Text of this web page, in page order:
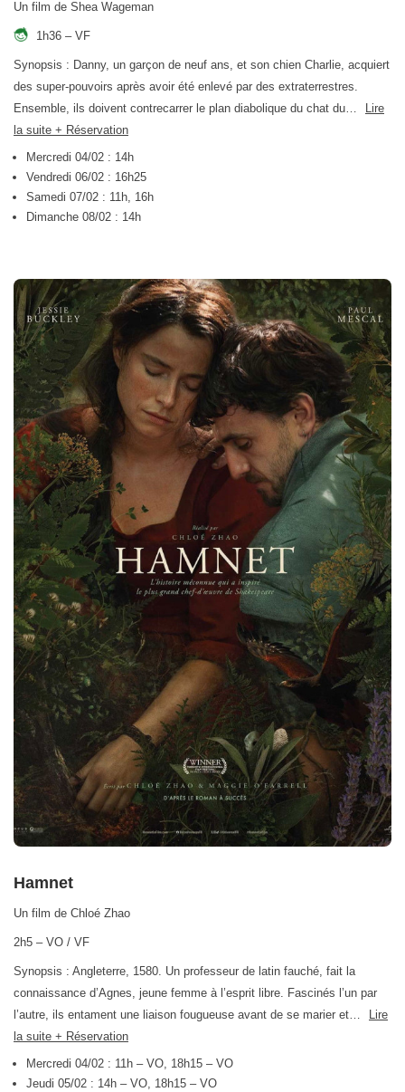
Un film de Shea Wageman
1h36 – VF
Synopsis : Danny, un garçon de neuf ans, et son chien Charlie, acquiert
des super-pouvoirs après avoir été enlevé par des extraterrestres.
Ensemble, ils doivent contrecarrer le plan diabolique du chat du…
Lire
la suite + Réservation
Mercredi 04/02 : 14h
Vendredi 06/02 : 16h25
Samedi 07/02 : 11h, 16h
Dimanche 08/02 : 14h
Hamnet
Un film de Chloé Zhao
2h5 – VO / VF
Synopsis : Angleterre, 1580. Un professeur de latin fauché, fait la
connaissance d’Agnes, jeune femme à l’esprit libre. Fascinés l’un par
l’autre, ils entament une liaison fougueuse avant de se marier et…
Lire
la suite + Réservation
Mercredi 04/02 : 11h – VO, 18h15 – VO
Jeudi 05/02 : 14h – VO, 18h15 – VO